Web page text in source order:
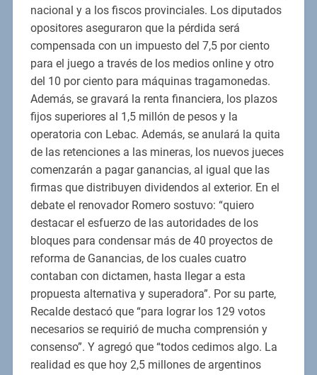
nacional y a los fiscos provinciales. Los diputados
opositores aseguraron que la pérdida será
compensada con un impuesto del 7,5 por ciento
para el juego a través de los medios online y otro
del 10 por ciento para máquinas tragamonedas.
Además, se gravará la renta financiera, los plazos
fijos superiores al 1,5 millón de pesos y la
operatoria con Lebac. Además, se anulará la quita
de las retenciones a las mineras, los nuevos jueces
comenzarán a pagar ganancias, al igual que las
firmas que distribuyen dividendos al exterior. En el
debate el renovador Romero sostuvo: “quiero
destacar el esfuerzo de las autoridades de los
bloques para condensar más de 40 proyectos de
reforma de Ganancias, de los cuales cuatro
contaban con dictamen, hasta llegar a esta
propuesta alternativa y superadora”. Por su parte,
Recalde destacó que “para lograr los 129 votos
necesarios se requirió de mucha comprensión y
consenso”. Y agregó que “todos cedimos algo. La
realidad es que hoy 2,5 millones de argentinos